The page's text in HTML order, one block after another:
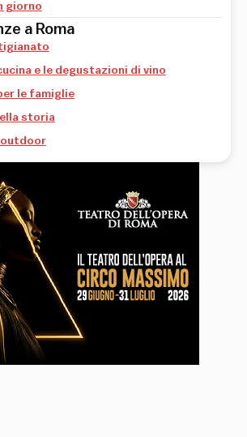
giorno
a Roma
e le degustazioni di vino
le famiglie
storia
outdoor